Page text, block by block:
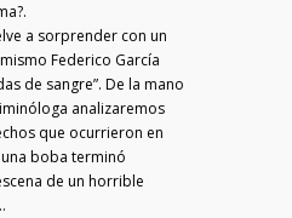
a sorprender con un
Federico García
de sangre”. De la mano
analizaremos
que ocurrieron en
boba terminó
de un horrible